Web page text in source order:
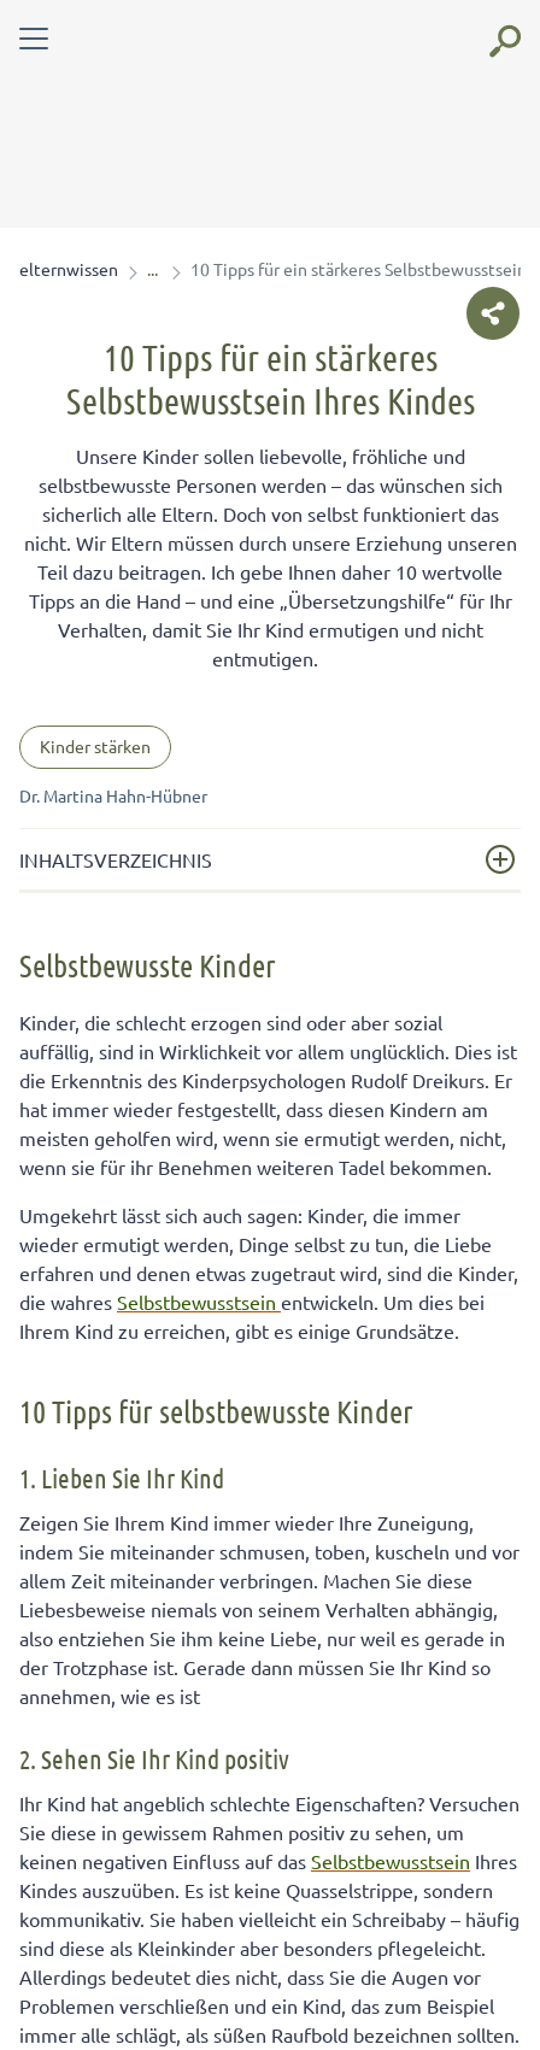
elternwissen 10 Tipps für ein stärkeres Selbstbewusstsein
10 Tipps für ein stärkeres
Selbstbewusstsein Ihres Kindes
Unsere Kinder sollen liebevolle, fröhliche und
selbstbewusste Personen werden – das wünschen sich
sicherlich alle Eltern. Doch von selbst funktioniert das
nicht. Wir Eltern müssen durch unsere Erziehung unseren
Teil dazu beitragen. Ich gebe Ihnen daher 10 wertvolle
Tipps an die Hand – und eine „Übersetzungshilfe“ für Ihr
Verhalten, damit Sie Ihr Kind ermutigen und nicht
entmutigen.
Kinder stärken
Dr. Martina Hahn-Hübner
INHALTSVERZEICHNIS
10 Tipps für selbstbewusste Kinder
„Übersetzungshilfe“ für die altersgemäße Ermutigung
(Situationsbeispiele)
Selbstbewusste Kinder
Kinder, die schlecht erzogen sind oder aber sozial
auffällig, sind in Wirklichkeit vor allem unglücklich. Dies ist
die Erkenntnis des Kinderpsychologen Rudolf Dreikurs. Er
hat immer wieder festgestellt, dass diesen Kindern am
meisten geholfen wird, wenn sie ermutigt werden, nicht,
wenn sie für ihr Benehmen weiteren Tadel bekommen.
Umgekehrt lässt sich auch sagen: Kinder, die immer
wieder ermutigt werden, Dinge selbst zu tun, die Liebe
erfahren und denen etwas zugetraut wird, sind die Kinder,
die wahres Selbstbewusstsein entwickeln. Um dies bei
Ihrem Kind zu erreichen, gibt es einige Grundsätze.
10 Tipps für selbstbewusste Kinder
1. Lieben Sie Ihr Kind
Zeigen Sie Ihrem Kind immer wieder Ihre Zuneigung,
indem Sie miteinander schmusen, toben, kuscheln und vor
allem Zeit miteinander verbringen. Machen Sie diese
Liebesbeweise niemals von seinem Verhalten abhängig,
also entziehen Sie ihm keine Liebe, nur weil es gerade in
der Trotzphase ist. Gerade dann müssen Sie Ihr Kind so
annehmen, wie es ist
2. Sehen Sie Ihr Kind positiv
Ihr Kind hat angeblich schlechte Eigenschaften? Versuchen
Sie diese in gewissem Rahmen positiv zu sehen, um
keinen negativen Einfluss auf das Selbstbewusstsein Ihres
Kindes auszuüben. Es ist keine Quasselstrippe, sondern
kommunikativ. Sie haben vielleicht ein Schreibaby – häufig
sind diese als Kleinkinder aber besonders pflegeleicht.
Allerdings bedeutet dies nicht, dass Sie die Augen vor
Problemen verschließen und ein Kind, das zum Beispiel
immer alle schlägt, als süßen Raufbold bezeichnen sollten.